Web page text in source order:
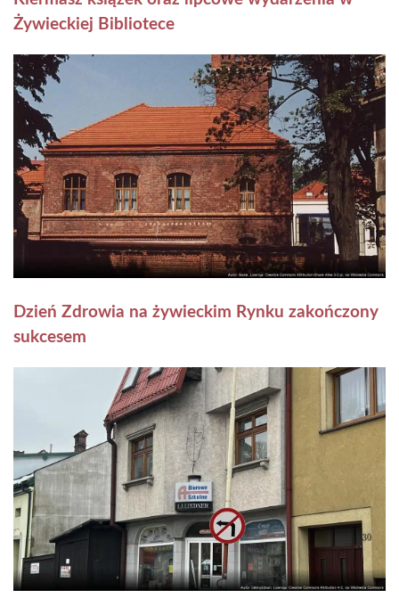
Żywieckiej Bibliotece
Dzień Zdrowia na żywieckim Rynku zakończony
sukcesem